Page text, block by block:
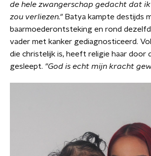
de hele zwangerschap gedacht dat
zou verliezen." Batya kampte destijds
baarmoederontsteking en rond
vader met kanker gediagnosticeerd.
die christelijk is, heeft religie haar door
gesleept. "God is echt mijn kracht